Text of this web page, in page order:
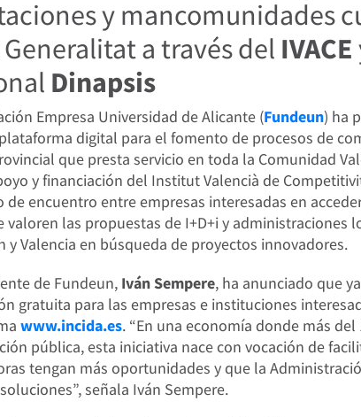
y mancomunidades
a través del IVACE
Dinapsis
Empresa Universidad de Alicante (Fundeun) ha
digital para el fomento de procesos de
que presta servicio en toda la Comunidad
y financiación del Institut Valencià de
de encuentro entre empresas interesadas en
valoren las propuestas de I+D+i y administraciones
y Valencia en búsqueda de proyectos innovadores.
de Fundeun, Iván Sempere, ha anunciado que
gratuita para las empresas e instituciones
www.incida.es. “En una economía donde más
pública, esta iniciativa nace con vocación de
tengan más oportunidades y que la
señala Iván Sempere.